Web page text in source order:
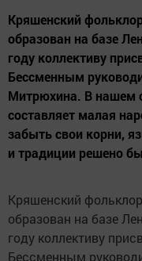
Кряшенский
образован на базе
году коллективу
Бессменным
Митрюхина. В нашем
составляет малая
забыть свои корни,
и традиции решено
Кряшенский
образован на базе
году коллективу
Бессменным